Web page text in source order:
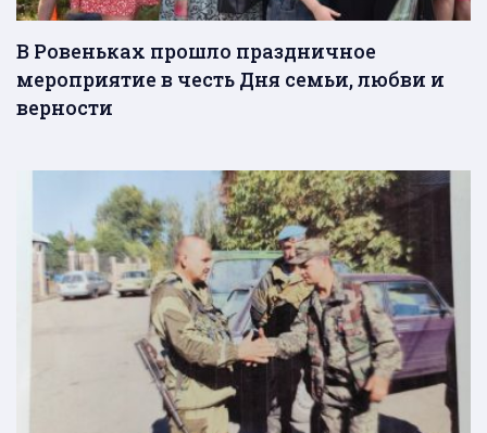
В Ровеньках прошло праздничное
мероприятие в честь Дня семьи, любви и
верности